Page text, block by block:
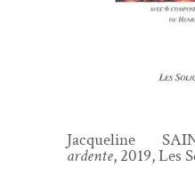
Jacque­line
ardente, 2019, Les